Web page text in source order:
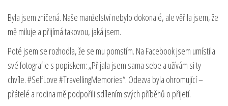
Byla jsem zničená. Naše manželství nebylo dokonalé, ale věřila jsem, že
mě miluje a přijímá takovou, jaká jsem.
Poté jsem se rozhodla, že se mu pomstím. Na Facebook jsem umístila
své fotografie s popiskem: „Přijala jsem sama sebe a užívám si ty
chvíle. #SelfLove #TravellingMemories“. Odezva byla ohromující –
přátelé a rodina mě podpořili sdílením svých příběhů o přijetí.